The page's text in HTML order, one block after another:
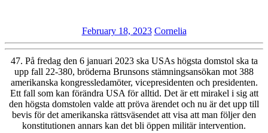
February 18, 2023February
18,
2023
CorneliaCornelia
47. På fredag den 6 januari 2023 ska USAs högsta domstol ska ta
upp fall 22-380, bröderna Brunsons stämningsansökan mot 388
amerikanska kongressledamöter, vicepresidenten och presidenten.
Ett fall som kan förändra USA för alltid. Det är ett mirakel i sig att
den högsta domstolen valde att pröva ärendet och nu är det upp till
bevis för det amerikanska rättsväsendet att visa att man följer den
konstitutionen annars kan det bli öppen militär intervention.